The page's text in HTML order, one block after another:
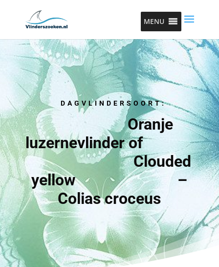
MENU
DAGVLINDERSOORT:
Oranje
luzernevlinder of
Clouded
yellow –
Colias croceus